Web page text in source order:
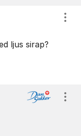
ljus sirap?